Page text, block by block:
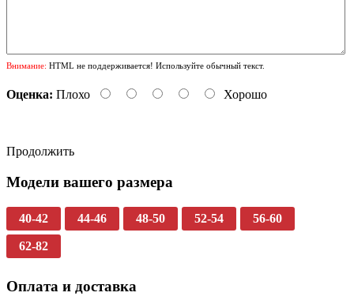
Внимание: HTML не поддерживается! Используйте обычный текст.
Оценка: Плохо Хорошо
Продолжить
Модели вашего размера
40-42 44-46 48-50 52-54 56-60
62-82
Оплата и доставка